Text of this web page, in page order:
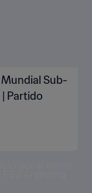
Sub-
Partido